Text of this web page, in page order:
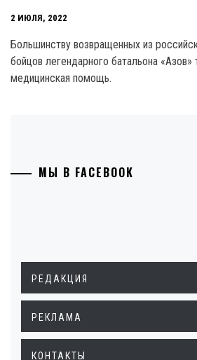
2 ИЮЛЯ, 2022
Большинству возвращенных из
бойцов легендарного батальона «Азов»
медицинская помощь.
МЫ В FACEBOOK
РЕДАКЦИЯ
РЕКЛАМА
КОНТАКТЫ